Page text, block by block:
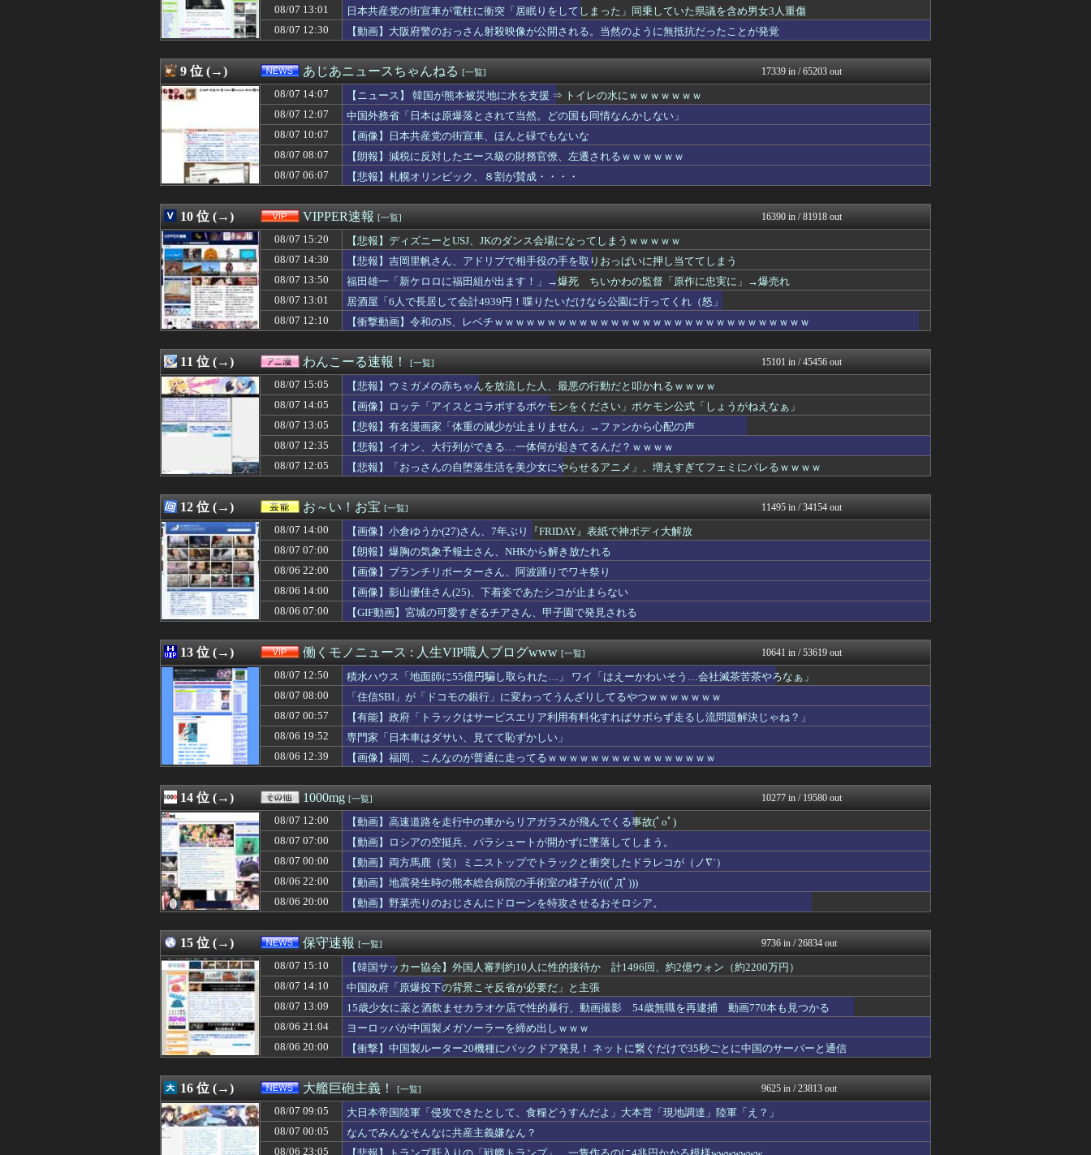
08/07 14:36
【動画】熊本県知事「ご遺族、被災者、自治体職員からメディアの報道に対し、極めて...
正義の見方
08/07 14:35
【画像】女さん「これがヤれる男ですｗｗｗｗｗｗこっちはヤれない････」⇒！
不思議.net - 5ch...
08/07 14:34
女さん「丁度いいマッチョが好き」←これｗｗｗｗｗ
筋肉速報
08/07 14:33
バイト先の元ヤン「ギャハハハハ(品のない笑い方)」ワイ「うるせぇな…どうせFラ...
いたしん！
08/07 14:32
【現状】ファブリツィオ・ロマーノがスズキの状況について総括ｗｗｗｗ
【サッカー まとめ】サカラ...
08/07 14:32
ホークス8月OPS
池上彰「コーランが憲法の代わりの国はどこ？」ココリコ遠藤「…💡」
【復讐】絶対に「植えてはいけない植物」を小学校に植えた→20年経って見に行くと...
おうまがタイムズ
08/07 14:30
【悲報】「自民党内は消費減税反対が多数」との報道、自民議員の内部証言と食い違う...
08/07 14:30
【困惑】嫁の手帳に「たかゆき(ハート)」を発見→俺の名前じゃない件についてｗｗ...
08/07 14:30
「片親の女だけはやめとけ」という風潮、広まりつつある・・・
【2ch】ニュー速クオリテ...
08/07 14:30
【悲報】吉岡里帆さん、アドリブで相手役の手を取りおっぱいに押し当ててしまう
VIPPER速報
08/07 14:30
ヒステリックな嫁に嫌気がさしていたころに8歳下の女と出会った。数年はただの知り...
オーバージョイド！
08/07 14:30
【海外の反応】なんでMLBには左利きが多いんだ？世界全体だと1割くらいしかいな...
Red4 海外の反応まとめ
08/07 14:29
好きなポケモン音楽
08/07 14:29
従姉妹「条件のいい男が全然いない！」私「理想が高すぎるんじゃ…？」→婚活の愚痴...
08/07 14:29
工藤公康←ドラフト6位で無名だったのに200勝しました
なんじぇいスタジアム＠なん...
08/07 14:29
とある魔術の禁書目録、最新刊でヒロイン戦争決着ｗｗｗｗ
漫画まとめ速報
08/07 14:29
【悲報】東京都民「助けて。通勤時間減らしたいのに都心の近くが最低10万払わない...
08/07 14:28
職場の同僚と子連れで遊びますか？
おにひめちゃんの監視部屋-...
08/07 14:26
長期引きこもりからの抜け出し方
おにひめちゃんの監視部屋-...
08/07 14:26
【速報】熊本地震を引き起こした『危険度Sランク断層』日本のド真ん中に10カ所も...
凹凸ちゃんねる 発達障害・...
08/07 14:25
俺「ママッ！ママァッ！」ﾊﾟﾝﾊﾟﾝ 風俗嬢「お゛っ！ﾁﾝﾎﾟ太いっ！太いっ！...
バズッター速報
08/07 14:25
西側からの手痛い指摘に激怒した中国総領事館、「これが米国人Youtuberが紹...
08/07 14:25
【画像】遊戯王、青眼の究極竜リメイクｗｗｗｗ
ゲーム魔人
08/07 14:23
ラーメン屋はさっさとクレカ対応しろや
ふぇー速
08/07 14:22
【原爆の日】サヨク「スピーチする人が全員この防弾ガラスなのでしょうか。高市だけ...
女の子「20歳でアルファードを残クレじゃなくて一括で買えちゃう私って素敵」
【朗報】ユニクロ式の置くだけセルフレジ、スーパーにも導入へ
なんじぇいスタジアム＠なん...
08/07 14:20
兄嫁に「旦那さんて色盲なんでしょ。よく２人目まで作ったわね。子供が可哀相だと ...
おにひめちゃんの監視部屋-...
08/07 14:19
久保史緒里ちゃん、浴衣が似合いすぎる！！！【乃木坂46】
坂道情報通～乃木坂46まと...
08/07 14:19
中国「日本は原爆被害者の立場で同情を買おうとするのを止めろ」
まとめたニュース
08/07 14:18
10年後には多数派になっていそうなことpart２
08/07 14:18
【悲報】最近のキッズ「Youtubeの10分動画を倍速で見るぞ！効率効率ゥー！...
08/07 14:18
【衝撃】Z新入社員、意地でも9月の社員旅行の計画をやらない・・・・・
NEWSぽけまとめーる
08/07 14:18
体を壊して働けなくなり自宅療養中。一週間前、階下に明るい家族が引越してきてから...
おにひめちゃんの監視部屋-...
08/07 14:16
社会人になって急に利用頻度が増える用語ｗ
08/07 14:16
たばこ１箱700円台突入へｗｗｗｗｗｗｗｗｗｗ
08/07 14:16
今まで彼女を雑に扱ってきたけど嫁には超えゃいけない一線があるように思う。その緊...
おにひめちゃんの監視部屋-...
08/07 14:15
ペットロスワイ、寂しさに耐えかねて猫カフェに行った結果ww
まとめCUP
08/07 14:14
私「さきに払っておくね！お会計4430円だったよ！」さて、この時いくら私に渡す...
ふぇー速
08/07 14:12
彼氏の家で不倫してる私。彼氏にキスしていたらいないはずの彼の嫁がいた。
浮気ちゃんねる
08/07 14:12
【警告】住宅ローン、ガチでヤバくなるぞ・・・・・
08/07 14:11
イチローさん「僕は本を読まない。好きなアニメはドラゴンボール」【海外の反応】
マニア・オブ・フットボール...
08/07 14:10
【泥沼】不倫した夫が逆ギレｗ 調停まで持ち込もうとしている現状がヤバすぎｗｗｗ
気団まとめ-噫無情-｜嫁・...
08/07 14:10
【画像】グラドル東雲うみ、水着が食い込んだ横尻がHすぎる
08/07 14:10
中国政府「原爆投下の背景こそ反省が必要だ」と主張
08/07 14:10
お前らがいまだにやってるスーファミのゲーム
なんじぇいスタジアム＠なん...
08/07 14:10
【速報】パさん「平和を願う式典なのに防弾ガラスと防弾バッグSP」安倍元首相の悲...
おーるじゃんる
08/07 14:09
【事件】「声が出るようになるツボがある」女性へのわいせつな行為で音楽クリエイタ...
コノユビニュース｜みんなの...
08/07 14:09
【悲報】アメリカの小売でPS5コーナーの撤退準備、はじまる
トレンドの通り道
08/07 14:09
【画像】iPhoneSE、女子高生を追い詰めてしまう・・・
08/07 14:09
【画像】JC「妊娠しちゃったぁ…あたしまだJCだよー(ﾊﾟｼｬｰ」
08/07 14:08
ナンパされやすい人の特徴
おにひめちゃんの監視部屋-...
08/07 14:07
【ニュース】 韓国が熊本被災地に水を支援 ⇒ トイレの水にｗｗｗｗｗｗｗ
あじあニュースちゃんねる
08/07 14:07
程々に強くて好き
08/07 14:06
先月2人目が生まれたんだけど大学までの学費を考えると3人目は厳しい。赤ちゃんの...
08/07 14:06
【動画】デブの喧嘩 ガチでヤバい……
まにゅそく 2chまとめニ...
08/07 14:05
ジャンポケ斉藤の被害女性「バウムクーヘン売ったりTikTokライブしててムカつ... 不思議.net - 5ch...
08/07 13:01
日本共産党の街宣車が電柱に衝突「居眠りをしてしまった」同乗していた県議を含め男女3人重傷
08/07 12:30
【動画】大阪府警のおっさん射殺映像が公開される。当然のように無抵抗だったことが発覚
9 位 (→) あじあニュースちゃんねる [一覧] 17339 in / 65203 out
08/07 14:07
【ニュース】 韓国が熊本被災地に水を支援 ⇒ トイレの水にｗｗｗｗｗｗｗ
08/07 12:07
中国外務省「日本は原爆落とされて当然。どの国も同情なんかしない」
08/07 10:07
【画像】日本共産党の街宣車、ほんと碌でもないな
08/07 08:07
【朗報】減税に反対したエース級の財務官僚、左遷されるｗｗｗｗｗｗ
08/07 06:07
【悲報】札幌オリンピック、８割が賛成・・・・
10 位 (→) VIPPER速報 [一覧] 16390 in / 81918 out
08/07 15:20
【悲報】ディズニーとUSJ、JKのダンス会場になってしまうｗｗｗｗｗ
08/07 14:30
【悲報】吉岡里帆さん、アドリブで相手役の手を取りおっぱいに押し当ててしまう
08/07 13:50
福田雄一「新ケロロに福田組が出ます！」→爆死 ちいかわの監督「原作に忠実に」→爆売れ
08/07 13:01
居酒屋「6人で長居して会計4939円！喋りたいだけなら公園に行ってくれ（怒」
08/07 12:10
【衝撃動画】令和のJS、レベチｗｗｗｗｗｗｗｗｗｗｗｗｗｗｗｗｗｗｗｗｗｗｗｗｗｗｗｗｗｗ
11 位 (→) わんこーる速報！ [一覧] 15101 in / 45456 out
08/07 15:05
【悲報】ウミガメの赤ちゃんを放流した人、最悪の行動だと叩かれるｗｗｗｗ
08/07 14:05
【画像】ロッテ「アイスとコラボするポケモンをください」ポケモン公式「しょうがねえなぁ」
08/07 13:05
【悲報】有名漫画家「体重の減少が止まりません」→ファンから心配の声
08/07 12:35
【悲報】イオン、大行列ができる…一体何が起きてるんだ？ｗｗｗｗ
08/07 12:05
【悲報】「おっさんの自堕落生活を美少女にやらせるアニメ」、増えすぎてフェミにバレるｗｗｗｗ
12 位 (→) お～い！お宝 [一覧] 11495 in / 34154 out
08/07 14:00
【画像】小倉ゆうか(27)さん、7年ぶり『FRIDAY』表紙で神ボディ大解放
08/07 07:00
【朗報】爆胸の気象予報士さん、NHKから解き放たれる
08/06 22:00
【画像】ブランチリポーターさん、阿波踊りでワキ祭り
08/06 14:00
【画像】影山優佳さん(25)、下着姿であたシコが止まらない
08/06 07:00
【GIF動画】宮城の可愛すぎるチアさん、甲子園で発見される
13 位 (→) 働くモノニュース : 人生VIP職人ブログwww [一覧] 10641 in / 53619 out
08/07 12:50
積水ハウス「地面師に55億円騙し取られた…」 ワイ「はえーかわいそう…会社滅茶苦茶やろなぁ」
08/07 08:00
「住信SBI」が「ドコモの銀行」に変わってうんざりしてるやつｗｗｗｗｗｗｗ
08/07 00:57
【有能】政府「トラックはサービスエリア利用有料化すればサボらず走るし流問題解決じゃね？」
08/06 19:52
専門家「日本車はダサい、見てて恥ずかしい」
08/06 12:39
【画像】福岡、こんなのが普通に走ってるｗｗｗｗｗｗｗｗｗｗｗｗｗｗｗｗ
14 位 (→) 1000mg [一覧] 10277 in / 19580 out
08/07 12:00
【動画】高速道路を走行中の車からリアガラスが飛んでくる事故(ﾟoﾟ)
08/07 07:00
【動画】ロシアの空挺兵、パラシュートが開かずに墜落してしまう。
08/07 00:00
【動画】両方馬鹿（笑）ミニストップでトラックと衝突したドラレコが（ノ∇`）
08/06 22:00
【動画】地震発生時の熊本総合病院の手術室の様子が(((ﾟДﾟ)))
08/06 20:00
【動画】野菜売りのおじさんにドローンを特攻させるおそロシア。
15 位 (→) 保守速報 [一覧] 9736 in / 26834 out
08/07 15:10
【韓国サッカー協会】外国人審判約10人に性的接待か 計1496回、約2億ウォン（約2200万円）
08/07 14:10
中国政府「原爆投下の背景こそ反省が必要だ」と主張
08/07 13:09
15歳少女に薬と酒飲ませカラオケ店で性的暴行、動画撮影 54歳無職を再逮捕 動画770本も見つかる
08/06 21:04
ヨーロッパが中国製メガソーラーを締め出しｗｗｗ
08/06 20:00
【衝撃】中国製ルーター20機種にバックドア発見！ ネットに繋ぐだけで35秒ごとに中国のサーバーと通信
16 位 (→) 大艦巨砲主義！ [一覧] 9625 in / 23813 out
08/07 09:05
大日本帝国陸軍「侵攻できたとして、食糧どうすんだよ」大本営「現地調達」陸軍「え？」
08/07 00:05
なんでみんなそんなに共産主義嫌なん？
08/06 23:05